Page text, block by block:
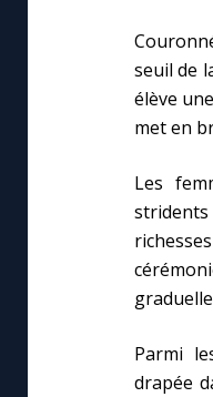
seuil de
élève
met en
Les
Parmi
drapée